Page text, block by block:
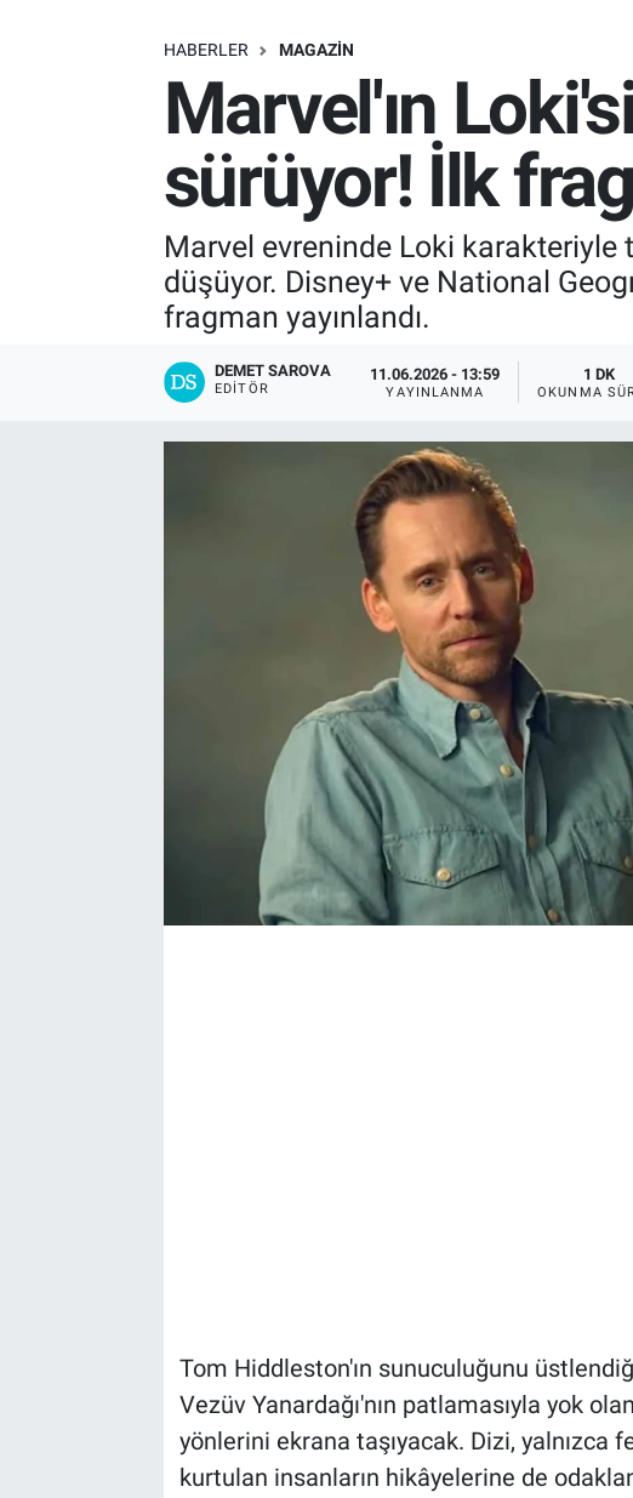
HABERLER MAGAZIN
Marvel'ın
sürüyor! İlk
Marvel evreninde Loki
düşüyor. Disney+ ve National
fragman yayınlandı.
DEMET SAROVA
EDITÖR
11.06.2026 - 13:59
YAYINLANMA
1 DK
OKUNMA
Tom Hiddleston'ın sunuculuğunu
Vezüv Yanardağı'nın patlamasıyla yok
yönlerini ekrana taşıyacak. Dizi, yalnızca
kurtulan insanların hikâyelerine de
ÖZEL HABER